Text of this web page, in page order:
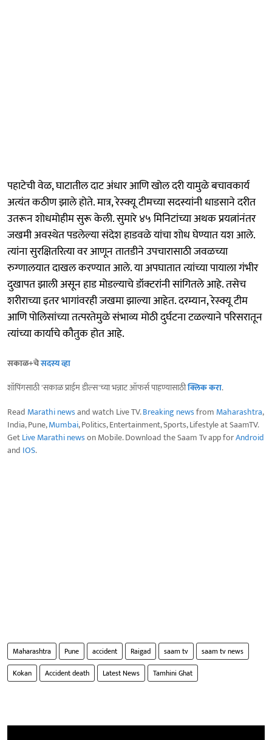
पहाटेची वेळ, घाटातील दाट अंधार आणि खोल दरी यामुळे बचावकार्य
अत्यंत कठीण झाले होते. मात्र, रेस्क्यू टीमच्या सदस्यांनी धाडसाने दरीत
उतरून शोधमोहीम सुरू केली. सुमारे ४५ मिनिटांच्या अथक प्रयत्नांनंतर
जखमी अवस्थेत पडलेल्या संदेश हाडवळे यांचा शोध घेण्यात यश आले.
त्यांना सुरक्षितरित्या वर आणून तातडीने उपचारासाठी जवळच्या
रुग्णालयात दाखल करण्यात आले. या अपघातात त्यांच्या पायाला गंभीर
दुखापत झाली असून हाड मोडल्याचे डॉक्टरांनी सांगितले आहे. तसेच
शरीराच्या इतर भागांवरही जखमा झाल्या आहेत. दरम्यान, रेस्क्यू टीम
आणि पोलिसांच्या तत्परतेमुळे संभाव्य मोठी दुर्घटना टळल्याने परिसरातून
त्यांच्या कार्याचे कौतुक होत आहे.
सकाळ+चेसदस्य व्हा
शॉपिंगसाठी 'सकाळ प्राईम डील्स'च्या भन्नाट ऑफर्स पाहण्यासाठीक्लिक करा.
Read Marathi newsand watch Live TV.Breaking newsfrom Maharashtra,
India, Pune,Mumbai, Politics, Entertainment, Sports, Lifestyle at SaamTV.
GetLive Marathi newson Mobile. Download the Saam Tv app forAndroid
and IOS.
Maharashtra Pune accident Raigad saam tv
saam tv news
Kokan
Accident death Latest News Tamhini Ghat